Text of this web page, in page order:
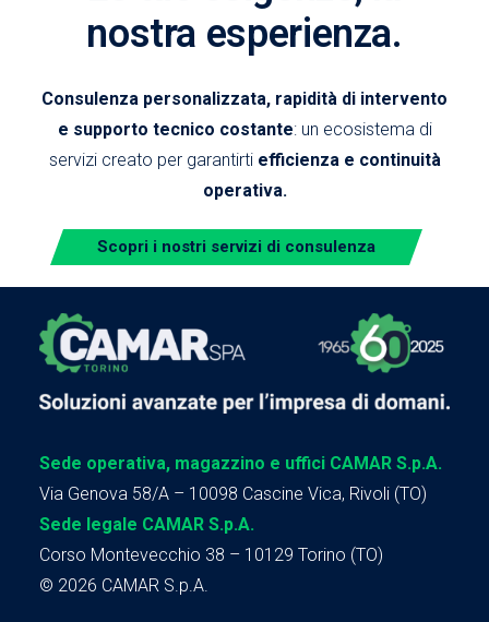
nostra esperienza.
Consulenza personalizzata, rapidità di intervento
e supporto tecnico costante: un ecosistema di
servizi creato per garantirti efficienza e continuità
operativa.
Scopri i nostri servizi di consulenza
Sede operativa, magazzino e uffici CAMAR S.p.A.
Via Genova 58/A – 10098 Cascine Vica, Rivoli (TO)
Sede legale CAMAR S.p.A.
Corso Montevecchio 38 – 10129 Torino (TO)
© 2026 CAMAR S.p.A.